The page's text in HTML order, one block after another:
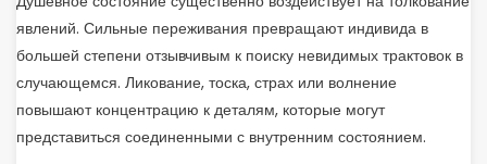
явлений. Сильные переживания превращают индивида в
большей степени отзывчивым к поиску невидимых трактовок в
случающемся. Ликование, тоска, страх или волнение
повышают концентрацию к деталям, которые могут
представиться соединенными с внутренним состоянием.